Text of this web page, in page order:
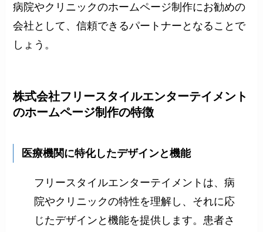
病院やクリニックのホームページ制作にお勧めの
会社として、信頼できるパートナーとなることで
しょう。
株式会社フリースタイルエンターテイメント
のホームページ制作の特徴
医療機関に特化したデザインと機能
フリースタイルエンターテイメントは、病
院やクリニックの特性を理解し、それに応
じたデザインと機能を提供します。患者さ